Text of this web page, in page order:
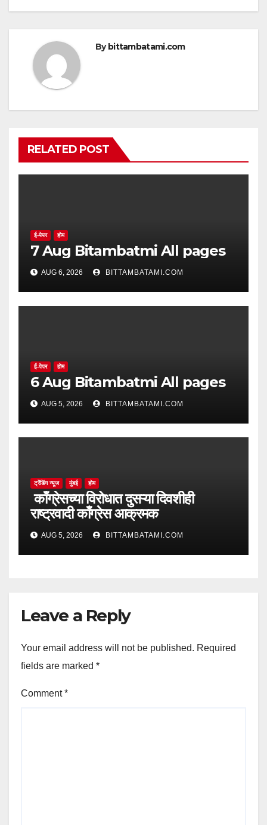
Bybittambatami.com
RELATED POST
ई-पेपर होम
7 Aug Bitambatmi All pages
AUG 6, 2026 BITTAMBATAMI.COM
ई-पेपर होम
6 Aug Bitambatmi All pages
AUG 5, 2026 BITTAMBATAMI.COM
ट्रेंडिंग न्यूज मुंबई होम
काँग्रेसच्या विरोधात दुसऱ्या दिवशीही
राष्ट्रवादी काँग्रेस आक्रमक
AUG 5, 2026 BITTAMBATAMI.COM
Leave a Reply
Your email address will not be published. Required
fields are marked *
Comment*